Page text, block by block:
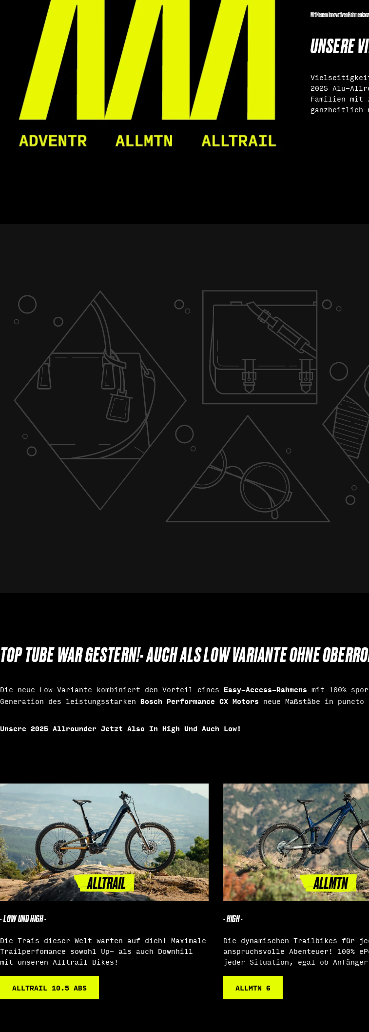
Mit Neuem Innovativen
UNSERE
Vielseitigkeit
2025 Alu-
Familien mit
ganzheitlich
TOP TUBE WAR GESTERN!- AUCH ALS LOW VARIANTE OHNE
Die neue Low-Variante kombiniert den Vorteil eines Easy-Access-Rahmens mit 100%
Generation des leistungsstarken Bosch Performance CX Motors neue Maßstäbe in
Unsere 2025 Allrounder Jetzt Also In High Und Auch Low!
- LOW UND HIGH -
Die Trais dieser Welt warten auf dich! Maximale
Trailperfomance sowohl Up- als auch Downhill
mit unseren Alltrail Bikes!
ALLTRAIL 10.5 ABS
- HIGH -
Die dynamischen Trailbikes für
anspruchsvolle Abenteuer! 100%
jeder Situation, egal ob
ALLMTN 6